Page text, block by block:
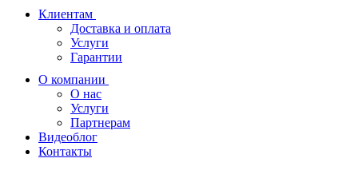
Клиентам
Доставка и оплата
Услуги
Гарантии
О компании
О нас
Услуги
Партнерам
Видеоблог
Контакты